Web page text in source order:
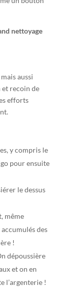
nettoyage
aussi
recoin de
efforts
y compris le
pour ensuite
le dessus
même
des
!
dépoussière
et on en
l’argenterie !